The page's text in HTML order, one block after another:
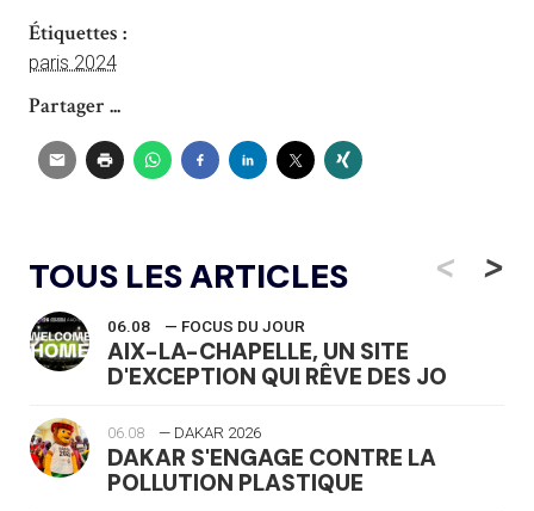
Étiquettes :
paris 2024
Partager ...
TOUS LES ARTICLES <
06.08 — FOCUS DU JOUR
AIX-LA-CHAPELLE, UN SITE
D'EXCEPTION QUI RÊVE DES JO
06.08 — DAKAR 2026
DAKAR S'ENGAGE CONTRE LA
POLLUTION PLASTIQUE
>